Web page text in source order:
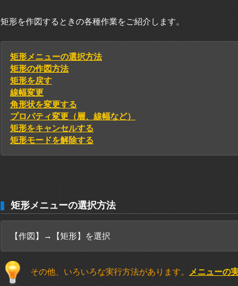
矩形を作図するときの各種作業をご紹介します。
矩形メニューの選択方法
矩形の作図方法
矩形を戻す
線幅変更
角形状を変更する
プロパティ変更（層、線幅など）
矩形をキャンセルする
矩形モードを解除する
矩形メニューの選択方法
【作図】→【矩形】を選択
その他、いろいろな実行方法があります。 メニューの